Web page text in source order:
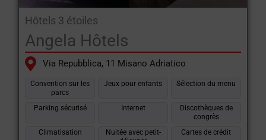
Hôtels 3 étoiles
Angela Hôtels
Via Repubblica, 11 Misano Adriatico
Convention sur les
parcs
Jeux pour enfants Sélection du menu
Parking sécurisé Internet
Discothèques de
congrès
Climatisation
Nuitée avec petit-
Cartes de crédit